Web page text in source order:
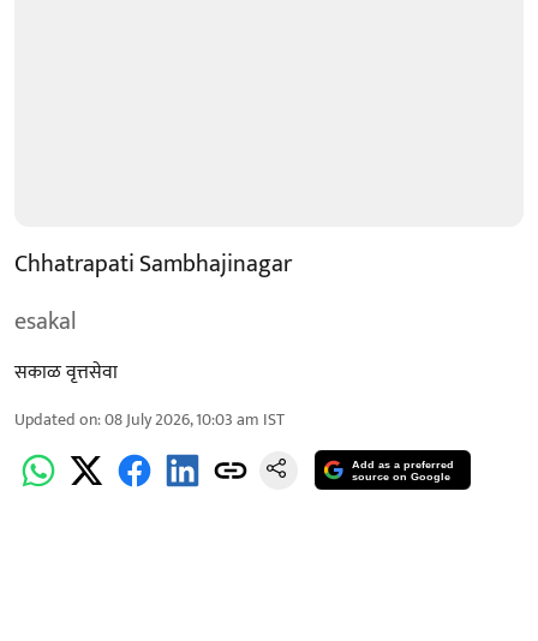
Chhatrapati Sambhajinagar
esakal
सकाळ वृत्तसेवा
Updated on:08 July 2026, 10:03 am IST
Add as a preferred
source on Google